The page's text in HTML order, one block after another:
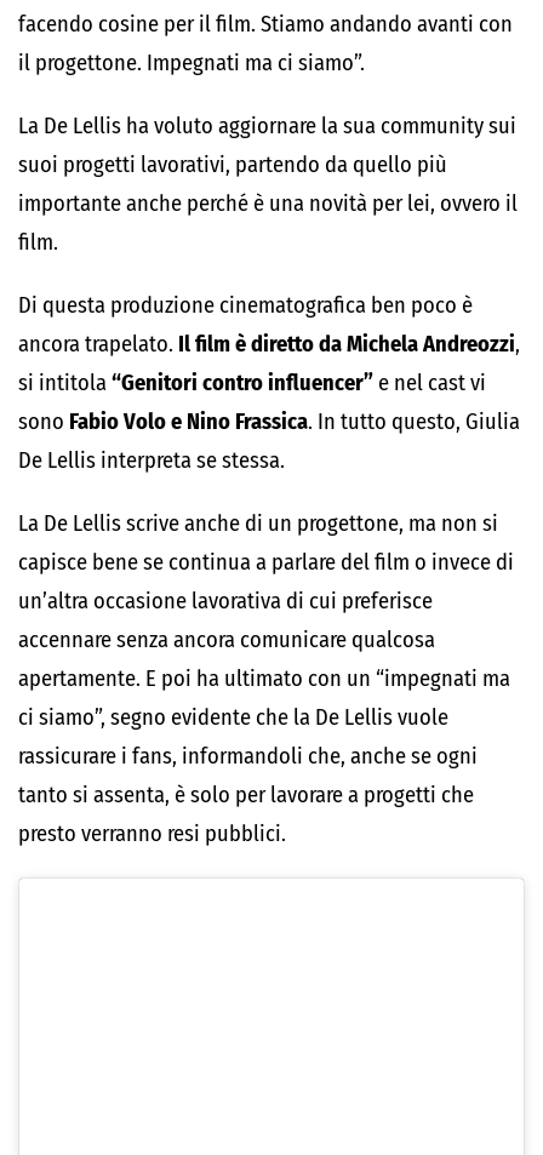
facendo cosine per il film. Stiamo andando avanti con
il progettone. Impegnati ma ci siamo”.
La De Lellis ha voluto aggiornare la sua community sui
suoi progetti lavorativi, partendo da quello più
importante anche perché è una novità per lei, ovvero il
film.
Di questa produzione cinematografica ben poco è
ancora trapelato. Il film è diretto da Michela Andreozzi,
si intitola “Genitori contro influencer” e nel cast vi
sono Fabio Volo e Nino Frassica. In tutto questo, Giulia
De Lellis interpreta se stessa.
La De Lellis scrive anche di un progettone, ma non si
capisce bene se continua a parlare del film o invece di
un’altra occasione lavorativa di cui preferisce
accennare senza ancora comunicare qualcosa
apertamente. E poi ha ultimato con un “impegnati ma
ci siamo”, segno evidente che la De Lellis vuole
rassicurare i fans, informandoli che, anche se ogni
tanto si assenta, è solo per lavorare a progetti che
presto verranno resi pubblici.